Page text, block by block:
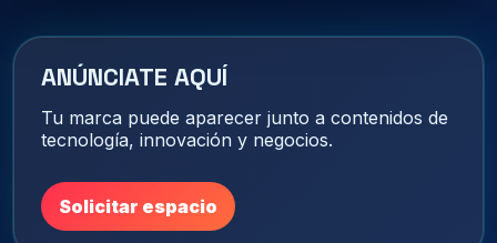
ANÚNCIATE AQUÍ
Tu marca puede aparecer junto a contenidos de
tecnología, innovación y negocios.
Solicitar espacio